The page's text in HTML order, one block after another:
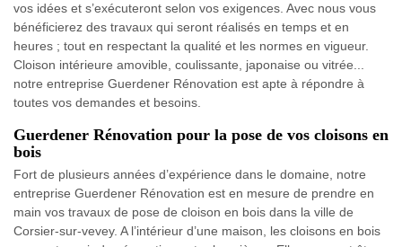
vos idées et s’exécuteront selon vos exigences. Avec nous vous
bénéficierez des travaux qui seront réalisés en temps et en
heures ; tout en respectant la qualité et les normes en vigueur.
Cloison intérieure amovible, coulissante, japonaise ou vitrée...
notre entreprise Guerdener Rénovation est apte à répondre à
toutes vos demandes et besoins.
Guerdener Rénovation pour la pose de vos cloisons en
bois
Fort de plusieurs années d’expérience dans le domaine, notre
entreprise Guerdener Rénovation est en mesure de prendre en
main vos travaux de pose de cloison en bois dans la ville de
Corsier-sur-vevey. A l’intérieur d’une maison, les cloisons en bois